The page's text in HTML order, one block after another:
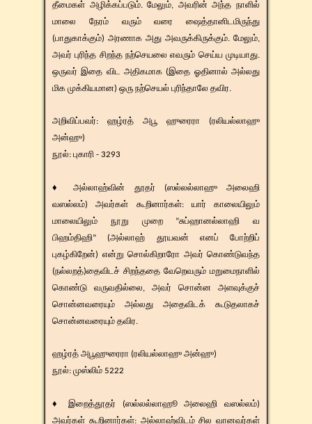
தீமைகள் அழிக்கப்படும். மேலும், அவரின் அந்த நாளில்
மாலை நேரம் வரும் வரை ஷைத்தானிடமிருந்து
(பாதுகாக்கும்) அரணாக அது அவருக்கிருக்கும். மேலும்,
அவர் புரிந்த சிறந்த நற்செயலை எவரும் செய்ய முடியாது.
ஒருவர் இதை விட அதிகமாக (இதை ஓதினால் அல்லது
மிக முக்கியமான) ஒரு நற்செயல் புரிந்தாலே தவிர.
​​அறிவிப்பவர்: ஹழ்ரத் அபூ ஹுரைரா (ரலியல்லாஹு
அன்ஹு)
நூல்: புகாரி - 3293
♦ அல்லாஹ்வின் தூதர் (ஸல்லல்லாஹு அலைஹி
வஸல்லம்) அவர்கள் கூறினார்கள்: யார் காலையிலும்
மாலையிலும் நூறு முறை ”சுப்ஹானல்லாஹி வ
பிஹம்திஹி” (அல்லாஹ் தூயவன் எனப் போற்றிப்
புகழ்கிறேன்) என்று சொல்கிறாரோ அவர் கொண்டுவந்த
(நல்லறத்)தைவிடச் சிறந்ததை வேறெவரும் மறுமைநாளில்
கொண்டு வருவதில்லை, அவர் சொன்ன அளவுக்குச்
சொன்னவரையும் அல்லது அதைவிடக் கூடுதலாகச்
சொன்னவரையும் தவிர.
ஹழ்ரத் அபூஹுரைரா (ரலியல்லாஹு அன்ஹு)
​நூல்: முஸ்லிம் 5222
♦ இறைத்தூதர் (ஸல்லல்லாஹூ அலைஹி வஸல்லம்)
அவர்கள் கூறினார்கள்: அல்லாஹ்விடம் சில வானவர்கள்